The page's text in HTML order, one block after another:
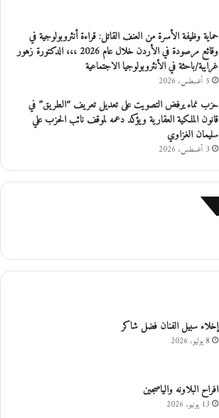
حماية وظيفة الأسرة من العنف القاتل: قراءة أنثروبولوجية في
وقائع مرصودة في الأردن خلال عام 2026 ،،، الدكتورة زهور
غرايبة/باحثة في الأنثروبولوجيا الاجتماعية
5 أغسطس، 2026
حزب نماء يرفض التصويت على تعديل تعريف “الطريق” في
قانون الملكية العقارية ويؤكد دعمه لموقف نائب الحزب علي
سليمان الغزاوي
3 أغسطس، 2026
إخلاء سبيل الفنان فضل شاكر
8 يوليو، 2026
افراح البلاونه والياصجين
13 يونيو، 2026